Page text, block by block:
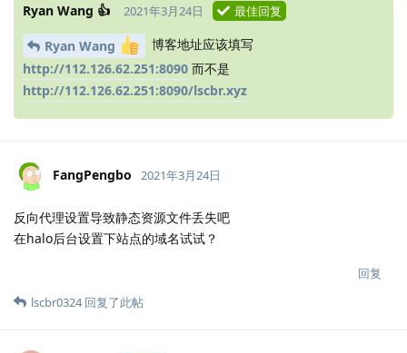
Ryan Wang 👍 2021年3月24日 最佳回复
Ryan Wang
博客地址应该填写
http://112.126.62.251:8090 而不是
http://112.126.62.251:8090/lscbr.xyz
FangPengbo 2021年3月24日
反向代理设置导致静态资源文件丢失吧
在halo后台设置下站点的域名试试？
回复
lscbr0324回复了此帖